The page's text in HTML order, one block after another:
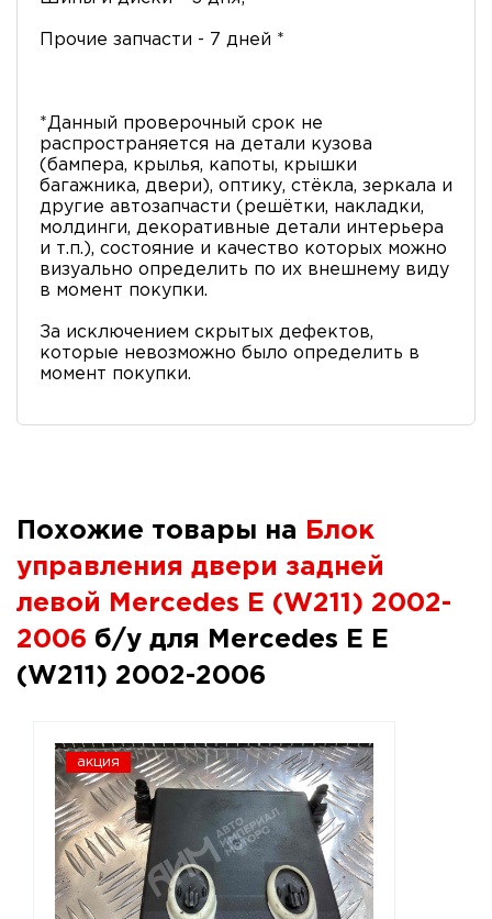
Прочие запчасти - 7 дней *
*Данный проверочный срок не
распространяется на детали кузова
(бампера, крылья, капоты, крышки
багажника, двери), оптику, стёкла, зеркала и
другие автозапчасти (решётки, накладки,
молдинги, декоративные детали интерьера
и т.п.), состояние и качество которых можно
визуально определить по их внешнему виду
в момент покупки.
За исключением скрытых дефектов,
которые невозможно было определить в
момент покупки.
Похожие товары на
Блок
управления двери задней
левой Mercedes E (W211) 2002-
2006 б/у для Mercedes E E
(W211) 2002-2006
акция